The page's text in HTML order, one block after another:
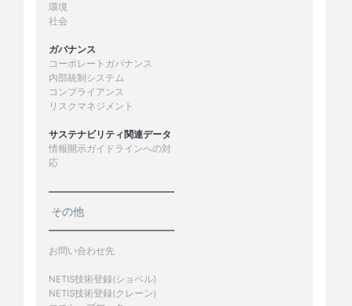
環境
社会
ガバナンス
コーポレートガバナンス
内部統制システム
コンプライアンス
リスクマネジメント
サステナビリティ関連データ
情報開示ガイドラインへの対
応
その他
お問い合わせ先
NETIS技術登録(ショベル)
NETIS技術登録(クレーン)